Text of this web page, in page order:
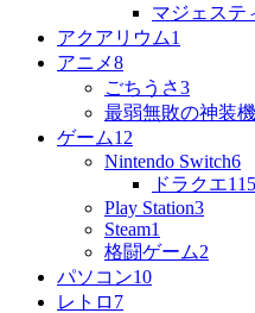
マジェステ
アクアリウム1
アニメ8
ごちうさ3
最弱無敗の神装
ゲーム12
Nintendo Switch6
ドラクエ11 5
Play Station3
Steam1
格闘ゲーム2
パソコン10
レトロ 7